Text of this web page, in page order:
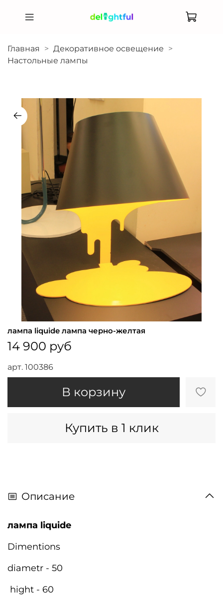
Главная
Декоративное освещение
Настольные лампы
арт. 100386
лампа liquide лампа черно-желтая
14 900 руб
В корзину
Купить в 1 клик
Описание
лампа liquide
Dimentions
diametr - 50
hight - 60